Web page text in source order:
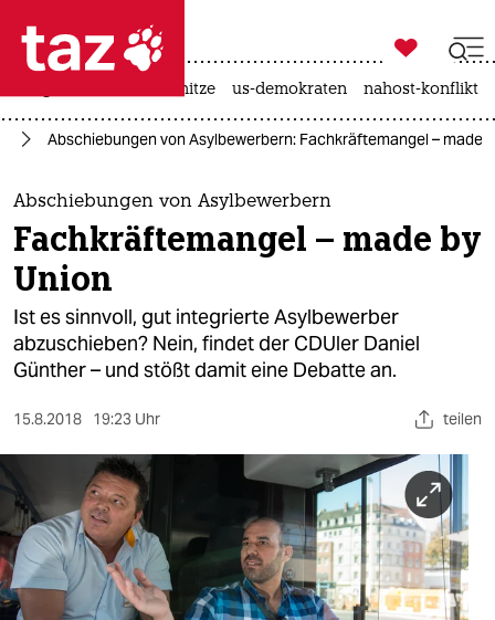
 taz zahl ich
taz zahl ich
themen
politik
öko
gesellschaft
sport
berlin
nord
wahrheit

taz zahl ich
hitze us-demokraten nahost-konflikt
Abschiebungen von Asylbewerbern: Fachkräftemangel – made
Abschiebungen von Asylbewerbern
Fachkräftemangel – made by
Union
Ist es sinnvoll, gut integrierte Asylbewerber
abzuschieben? Nein, findet der CDUler Daniel
Günther – und stößt damit eine Debatte an.
15.8.2018 19:23 Uhr teilen